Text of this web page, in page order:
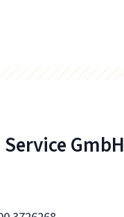
GmbH